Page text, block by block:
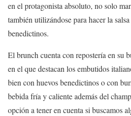
en el protagonista absoluto, no solo
también utilizándose para hacer la
benedictinos.
El brunch cuenta con repostería en su
en el que destacan los embutidos
bien con huevos benedictinos o con
bebida fría y caliente además del
opción a tener en cuenta si buscamos